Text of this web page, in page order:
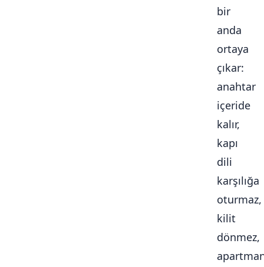
bir
anda
ortaya
çıkar:
anahtar
içeride
kalır,
kapı
dili
karşılığa
oturmaz,
kilit
dönmez,